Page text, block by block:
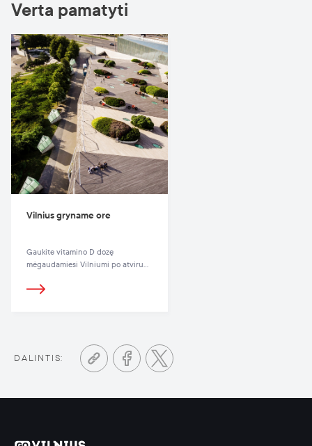
Verta pamatyti
Vilnius gryname ore
Gaukite vitamino D dozę
mėgaudamiesi Vilniumi po atviru
DALINTIS: